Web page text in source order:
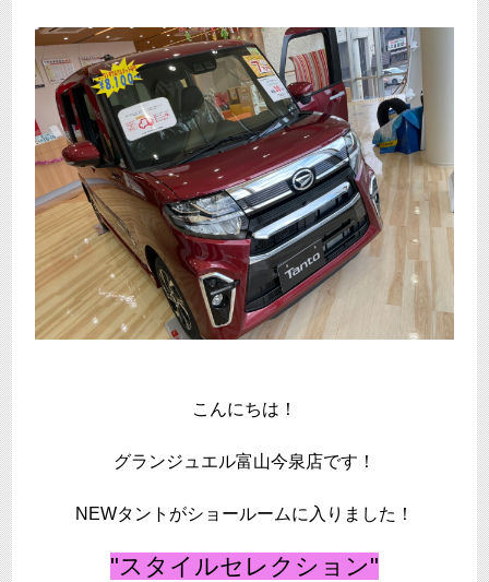
こんにちは！
グランジュエル富山今泉店です！
NEWタントがショールームに入りました！
"スタイルセレクション"